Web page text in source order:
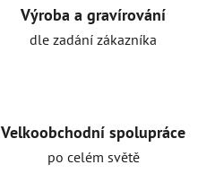
Výroba a gravírování
dle zadání zákazníka
Velkoobchodní spolupráce
po celém světě